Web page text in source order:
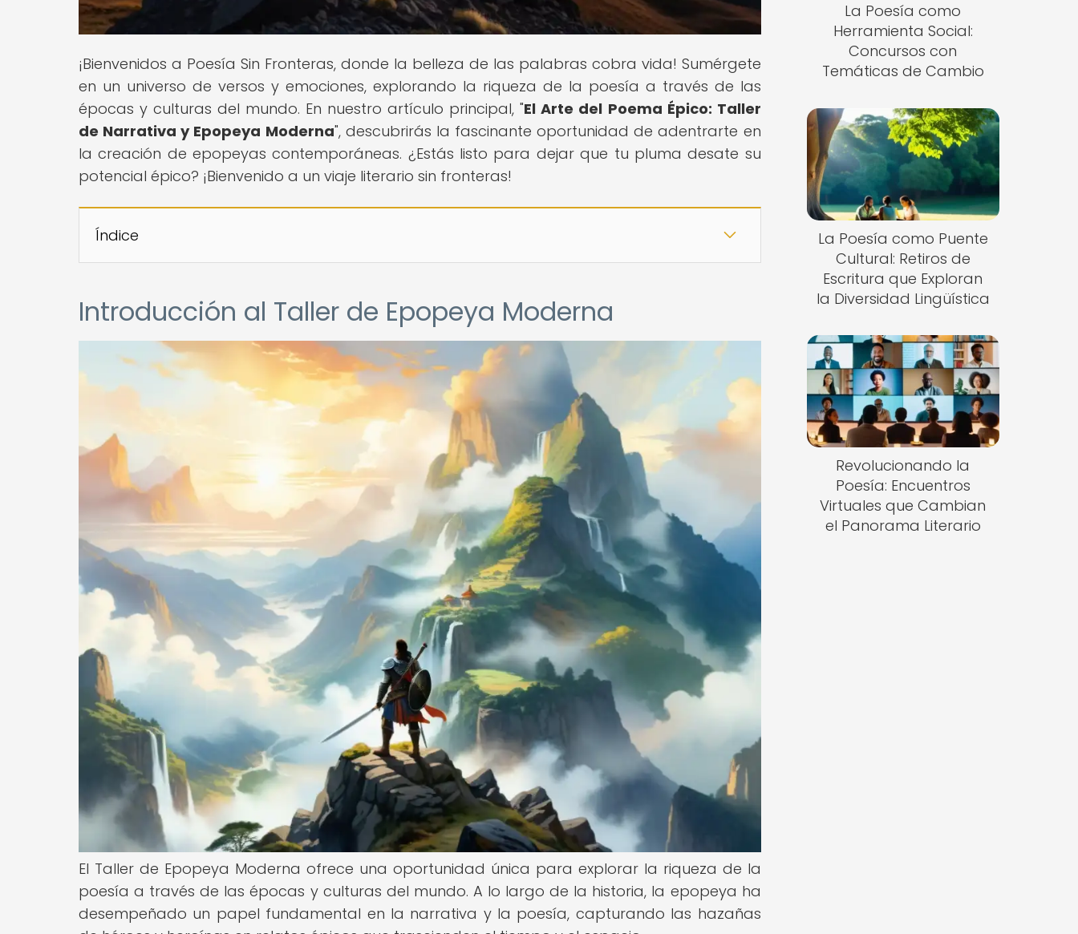
¡Bienvenidos a Poesía Sin Fronteras, donde la belleza de las palabras cobra vida! Sumérgete
en un universo de versos y emociones, explorando la riqueza de la poesía a través de las
épocas y culturas del mundo. En nuestro artículo principal, "El Arte del Poema Épico: Taller
de Narrativa y Epopeya Moderna", descubrirás la fascinante oportunidad de adentrarte en
la creación de epopeyas contemporáneas. ¿Estás listo para dejar que tu pluma desate su
potencial épico? ¡Bienvenido a un viaje literario sin fronteras!
Índice
Introducción al Taller de Epopeya Moderna
El Taller de Epopeya Moderna ofrece una oportunidad única para explorar la riqueza de la
poesía a través de las épocas y culturas del mundo. A lo largo de la historia, la epopeya ha
desempeñado un papel fundamental en la narrativa y la poesía, capturando las hazañas
La Poesía como
Herramienta Social:
Concursos con
Temáticas de Cambio
La Poesía como Puente
Cultural: Retiros de
Escritura que Exploran
la Diversidad Lingüística
Revolucionando la
Poesía: Encuentros
Virtuales que Cambian
el Panorama Literario